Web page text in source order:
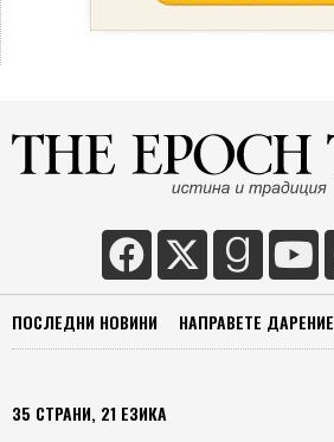
ПОСЛЕДНИ НОВИНИ НАПРАВЕТЕ ДАРЕНИЕ
35 СТРАНИ, 21 ЕЗИКА